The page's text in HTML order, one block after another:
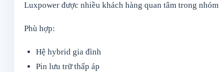
Luxpower được nhiều khách hàng quan tâm trong
Phù hợp:
Hệ hybrid gia đình
Pin lưu trữ thấp áp